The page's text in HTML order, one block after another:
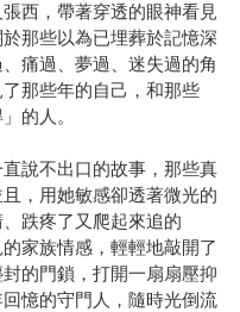
西，帶著穿透的眼神看見
那些以為已埋葬於記憶深
痛過、夢過、迷失過的角
那些年的自己，和那些
的人。
說不出口的故事，那些真
，用她敏感卻透著微光的
跌疼了又爬起來追的
家族情感，輕輕地敲開了
的門鎖，打開一扇扇壓抑
憶的守門人，隨時光倒流